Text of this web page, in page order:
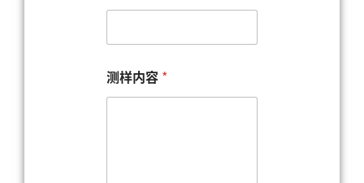
的
称
测样内容 *